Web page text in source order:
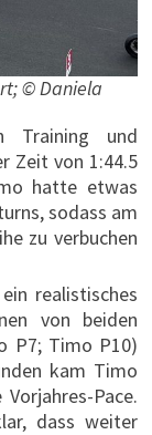
© Daniela
Training und
Zeit von 1:44.5
hatte etwas
sodass am
zu verbuchen
realistisches
von beiden
P7; Timo P10)
kam Timo
Pace.
dass weiter